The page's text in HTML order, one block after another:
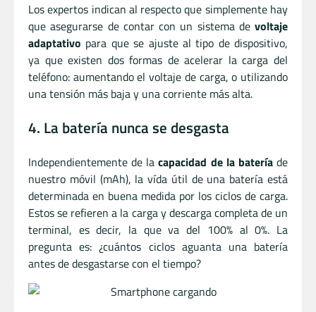
Los expertos indican al respecto que simplemente hay
que asegurarse de contar con un sistema de voltaje
adaptativo para que se ajuste al tipo de dispositivo,
ya que existen dos formas de acelerar la carga del
teléfono: aumentando el voltaje de carga, o utilizando
una tensión más baja y una corriente más alta.
4. La batería nunca se desgasta
Independientemente de lacapacidad de la bateríade
nuestro móvil (mAh), la vída útil de una batería está
determinada en buena medida por los ciclos de carga.
Estos se refieren a la carga y descarga completa de un
terminal, es decir, la que va del 100% al 0%. La
pregunta es: ¿cuántos ciclos aguanta una batería
antes de desgastarse con el tiempo?